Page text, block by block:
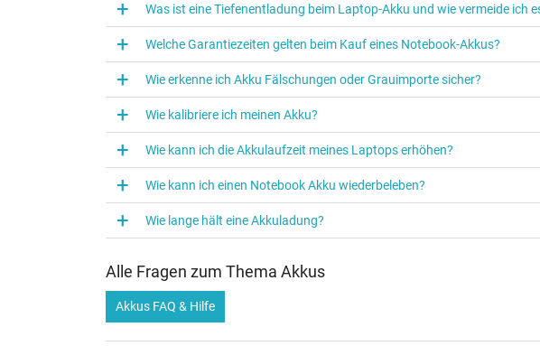
Was ist eine Tiefenentladung beim Laptop‑Akku und wie vermeide ich
Welche Garantiezeiten gelten beim Kauf eines Notebook-Akkus?
Wie erkenne ich Akku Fälschungen oder Grauimporte sicher?
Wie kalibriere ich meinen Akku?
Wie kann ich die Akkulaufzeit meines Laptops erhöhen?
Wie kann ich einen Notebook Akku wiederbeleben?
Wie lange hält eine Akkuladung?
Alle Fragen zum Thema Akkus
Akkus FAQ & Hilfe